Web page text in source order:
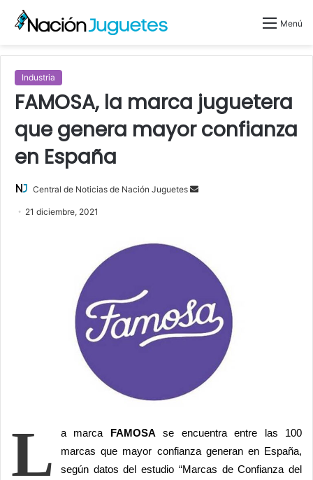
Menú
Industria
FAMOSA, la marca juguetera
que genera mayor confianza
en España
Central de Noticias de Nación Juguetes
a
m
a
i
21 diciembre, 2021
L a marca FAMOSA se encuentra entre las 100
marcas que mayor confianza generan en España,
según datos del estudio “Marcas de Confianza del